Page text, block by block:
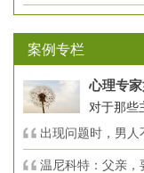
案例专栏
心理专
对于那些
出现问题时，男人
温尼科特：父亲，